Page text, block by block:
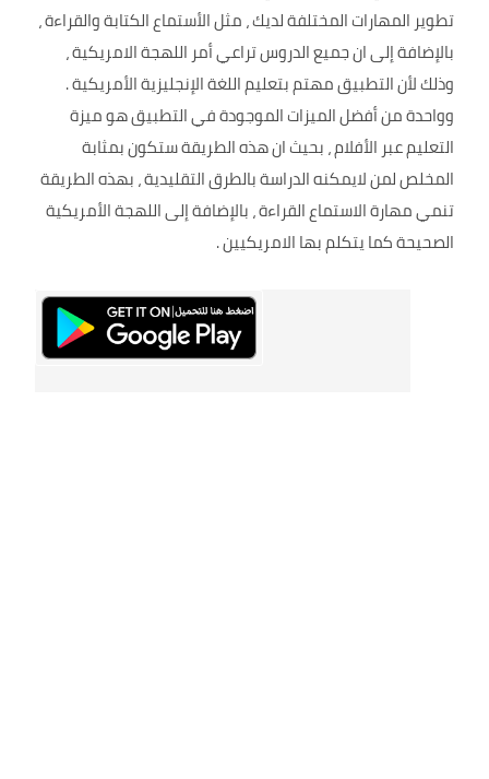
تطوير المهارات المختلفة لديك ، مثل الأستماع الكتابة والقراءة ،
بالإضافة إلى ان جميع الدروس تراعي أمر اللهجة الامريكية ،
وذلك لأن التطبيق مهتم بتعليم اللغة الإنجليزية الأمريكية .
وواحدة من أفضل الميزات الموجودة في التطبيق هو ميزة
التعليم عبر الأفلام ، بحيث ان هذه الطريقة ستكون بمثابة
المخلص لمن لايمكنه الدراسة بالطرق التقليدية ، بهذه الطريقة
تنمي مهارة الاستماع القراءة ، بالإضافة إلى اللهجة الأمريكية
الصحيحة كما يتكلم بها الامريكيين .